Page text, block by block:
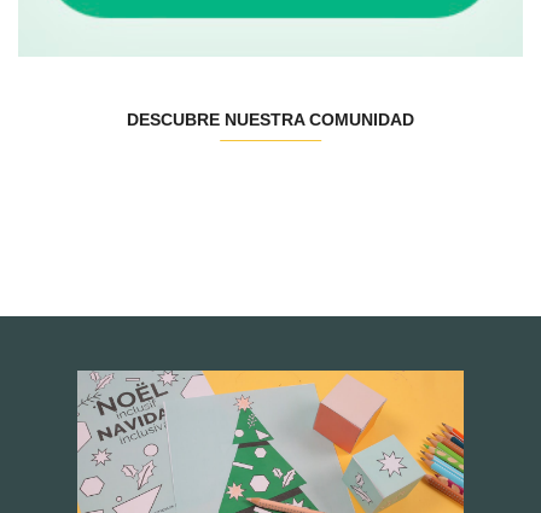
DESCUBRE NUESTRA COMUNIDAD